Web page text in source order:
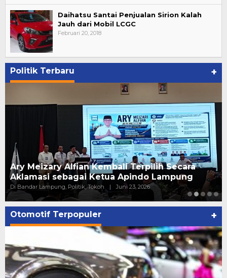
Daihatsu Santai Penjualan Sirion Kalah
Jauh dari Mobil LCGC
Februari 20, 2018
Politik Terbaru +
Ary Meizary Alfian Kembali Terpilih Secara
Aklamasi sebagai Ketua Apindo Lampung
Di Bandar Lampung, Politik, Tokoh | Juni 23, 2026
Otomotif Terpopuler +